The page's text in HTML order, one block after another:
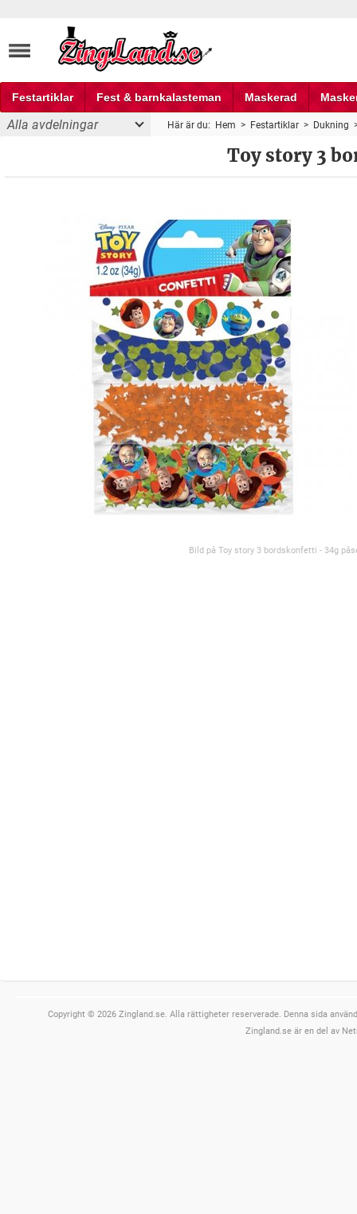
Festartiklar Fest & barnkalasteman Maskerad
Fest och partyprylar
Alla avdelningar Här är du: Hem > Festartiklar > Dukning
Toy story 3
Bild på Toy story 3 bordskonfetti - 34g
Copyright © 2026 Zingland.se. Alla rättigheter reserverade. Denna sida
Zingland.se är en del av